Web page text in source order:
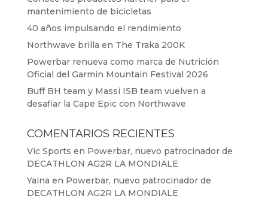
mantenimiento de bicicletas
40 años impulsando el rendimiento
Northwave brilla en The Traka 200K
Powerbar renueva como marca de Nutrición
Oficial del Garmin Mountain Festival 2026
Buff BH team y Massi ISB team vuelven a
desafiar la Cape Epic con Northwave
COMENTARIOS RECIENTES
Vic Sports en Powerbar, nuevo patrocinador de
DECATHLON AG2R LA MONDIALE
Yaina en Powerbar, nuevo patrocinador de
DECATHLON AG2R LA MONDIALE